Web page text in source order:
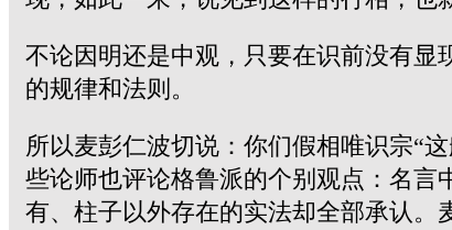
不论因明还是中观，只要在识前没有显
的规律和法则。
所以麦彭仁波切说：你们假相唯识宗“
些论师也评论格鲁派的个别观点：名
有、柱子以外存在的实法却全部承认。